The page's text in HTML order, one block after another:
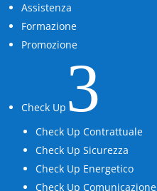
Assistenza
Formazione
Promozione
Check Up 3
Check Up Contrattuale
Check Up Sicurezza
Check Up Energetico
Check Up Comunicazione